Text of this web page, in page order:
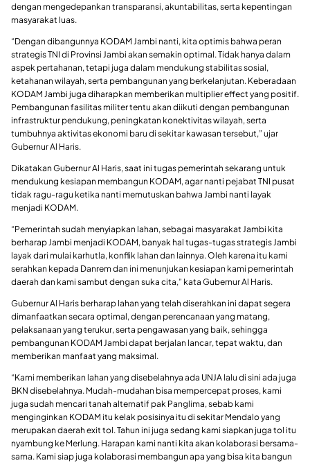
dengan mengedepankan transparansi, akuntabilitas, serta kepentingan
masyarakat luas.
“Dengan dibangunnya KODAM Jambi nanti, kita optimis bahwa peran
strategis TNI di Provinsi Jambi akan semakin optimal. Tidak hanya dalam
aspek pertahanan, tetapi juga dalam mendukung stabilitas sosial,
ketahanan wilayah, serta pembangunan yang berkelanjutan. Keberadaan
KODAM Jambi juga diharapkan memberikan multiplier effect yang positif.
Pembangunan fasilitas militer tentu akan diikuti dengan pembangunan
infrastruktur pendukung, peningkatan konektivitas wilayah, serta
tumbuhnya aktivitas ekonomi baru di sekitar kawasan tersebut,” ujar
Gubernur Al Haris.
Dikatakan Gubernur Al Haris, saat ini tugas pemerintah sekarang untuk
mendukung kesiapan membangun KODAM, agar nanti pejabat TNI pusat
tidak ragu-ragu ketika nanti memutuskan bahwa Jambi nanti layak
menjadi KODAM.
“Pemerintah sudah menyiapkan lahan, sebagai masyarakat Jambi kita
berharap Jambi menjadi KODAM, banyak hal tugas-tugas strategis Jambi
layak dari mulai karhutla, konflik lahan dan lainnya. Oleh karena itu kami
serahkan kepada Danrem dan ini menunjukan kesiapan kami pemerintah
daerah dan kami sambut dengan suka cita,” kata Gubernur Al Haris.
Gubernur Al Haris berharap lahan yang telah diserahkan ini dapat segera
dimanfaatkan secara optimal, dengan perencanaan yang matang,
pelaksanaan yang terukur, serta pengawasan yang baik, sehingga
pembangunan KODAM Jambi dapat berjalan lancar, tepat waktu, dan
memberikan manfaat yang maksimal.
“Kami memberikan lahan yang disebelahnya ada UNJA lalu di sini ada juga
BKN disebelahnya. Mudah-mudahan bisa mempercepat proses, kami
juga sudah mencari tanah alternatif pak Panglima, sebab kami
menginginkan KODAM itu kelak posisinya itu di sekitar Mendalo yang
merupakan daerah exit tol. Tahun ini juga sedang kami siapkan juga tol itu
nyambung ke Merlung. Harapan kami nanti kita akan kolaborasi bersama-
sama. Kami siap juga kolaborasi membangun apa yang bisa kita bangun